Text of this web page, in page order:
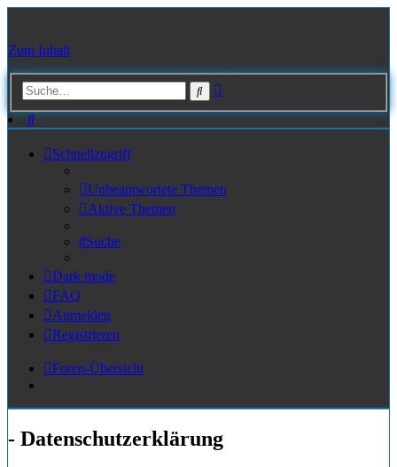
Zum Inhalt
Suche
Suche
Schnellzugriff
Unbeantwortete Themen
Aktive Themen
Suche
Dark mode
FAQ
Anmelden
Registrieren
Foren-Übersicht
- Datenschutzerklärung